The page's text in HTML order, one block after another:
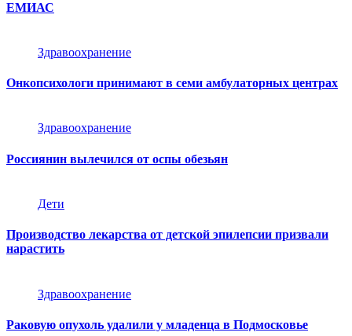
ЕМИАС
Здравоохранение
Онкопсихологи принимают в семи амбулаторных центрах
Здравоохранение
Россиянин вылечился от оспы обезьян
Дети
Производство лекарства от детской эпилепсии призвали
нарастить
Здравоохранение
Раковую опухоль удалили у младенца в Подмосковье